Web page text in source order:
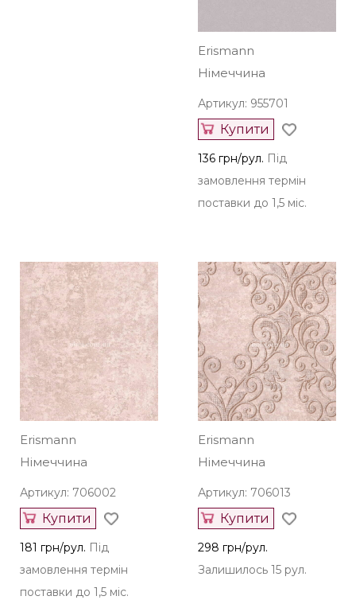
Erismann
Німеччина
Артикул: 955701
Купити
136 грн/рул. Під
замовлення термін
поставки до 1,5 міс.
Erismann
Німеччина
Артикул: 706002
Купити
181 грн/рул. Під
замовлення термін
поставки до 1,5 міс.
Erismann
Німеччина
Артикул: 706013
Купити
298 грн/рул.
Залишилось 15 рул.